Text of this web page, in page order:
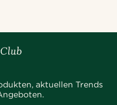
aktuellen Trends